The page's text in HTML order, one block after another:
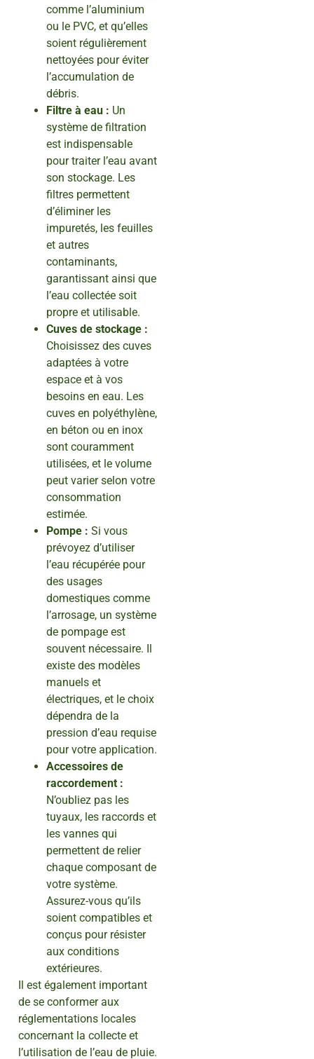
comme l’aluminium
ou le PVC, et qu’elles
soient régulièrement
nettoyées pour éviter
l’accumulation de
débris.
Filtre à eau : Un
système de filtration
est indispensable
pour traiter l’eau avant
son stockage. Les
filtres permettent
d’éliminer les
impuretés, les feuilles
et autres
contaminants,
garantissant ainsi que
l’eau collectée soit
propre et utilisable.
Cuves de stockage :
Choisissez des cuves
adaptées à votre
espace et à vos
besoins en eau. Les
cuves en polyéthylène,
en béton ou en inox
sont couramment
utilisées, et le volume
peut varier selon votre
consommation
estimée.
Pompe : Si vous
prévoyez d’utiliser
l’eau récupérée pour
des usages
domestiques comme
l’arrosage, un système
de pompage est
souvent nécessaire. Il
existe des modèles
manuels et
électriques, et le choix
dépendra de la
pression d’eau requise
pour votre application.
Accessoires de
raccordement :
N’oubliez pas les
tuyaux, les raccords et
les vannes qui
permettent de relier
chaque composant de
votre système.
Assurez-vous qu’ils
soient compatibles et
conçus pour résister
aux conditions
extérieures.
Il est également important
de se conformer aux
réglementations locales
concernant la collecte et
l’utilisation de l’eau de pluie.